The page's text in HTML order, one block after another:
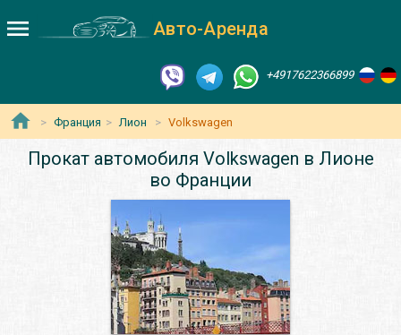
Авто-Аренда
+4917622366899
Франция Лион Volkswagen
Прокат автомобиля Volkswagen в Лионе
во Франции